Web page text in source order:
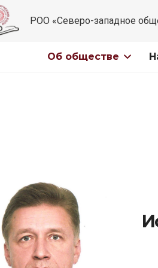
РОО «Северо-западное
Об обществе